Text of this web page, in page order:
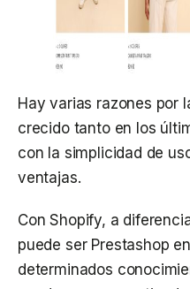
Hay varias razones por
crecido tanto en los
con la simplicidad de
ventajas.
Con Shopify, a
puede ser Prestashop
determinados